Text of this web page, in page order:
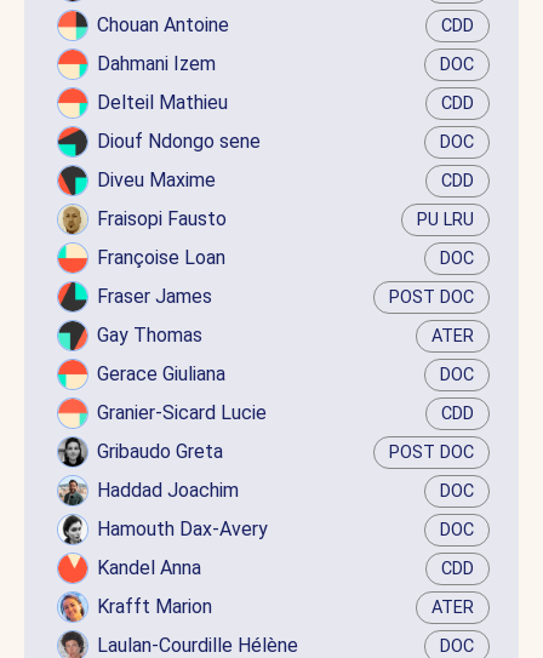
Chouan Antoine CDD
Dahmani Izem DOC
Delteil Mathieu CDD
Diouf Ndongo sene DOC
Diveu Maxime CDD
Fraisopi Fausto PU LRU
Françoise Loan DOC
Fraser James POST DOC
Gay Thomas ATER
Gerace Giuliana DOC
Granier-Sicard Lucie CDD
Gribaudo Greta POST DOC
Haddad Joachim DOC
Hamouth Dax-Avery DOC
Kandel Anna CDD
Krafft Marion ATER
Laulan-Courdille Hélène DOC